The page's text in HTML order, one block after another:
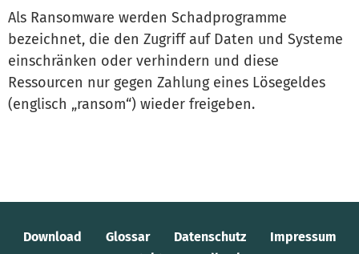
Als Ransomware werden Schadprogramme
bezeichnet, die den Zugriff auf Daten und Systeme
einschränken oder verhindern und diese
Ressourcen nur gegen Zahlung eines Lösegeldes
(englisch „ransom“) wieder freigeben.
Download Glossar Datenschutz
Impressum